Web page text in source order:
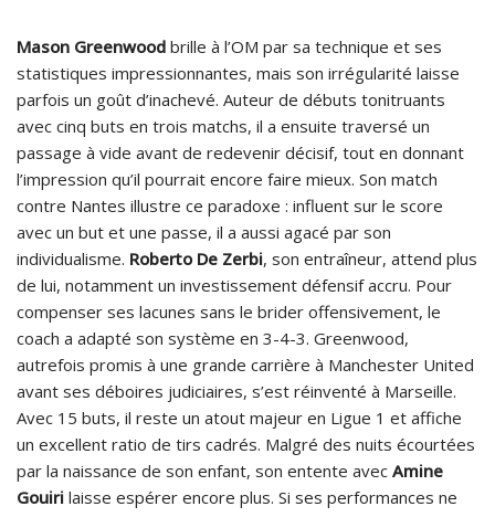
Mason Greenwood brille à l’OM par sa technique et ses
statistiques impressionnantes, mais son irrégularité laisse
parfois un goût d’inachevé. Auteur de débuts tonitruants
avec cinq buts en trois matchs, il a ensuite traversé un
passage à vide avant de redevenir décisif, tout en donnant
l’impression qu’il pourrait encore faire mieux. Son match
contre Nantes illustre ce paradoxe : influent sur le score
avec un but et une passe, il a aussi agacé par son
individualisme. Roberto De Zerbi, son entraîneur, attend plus
de lui, notamment un investissement défensif accru. Pour
compenser ses lacunes sans le brider offensivement, le
coach a adapté son système en 3-4-3. Greenwood,
autrefois promis à une grande carrière à Manchester United
avant ses déboires judiciaires, s’est réinventé à Marseille.
Avec 15 buts, il reste un atout majeur en Ligue 1 et affiche
un excellent ratio de tirs cadrés. Malgré des nuits écourtées
par la naissance de son enfant, son entente avec Amine
Gouiri laisse espérer encore plus. Si ses performances ne